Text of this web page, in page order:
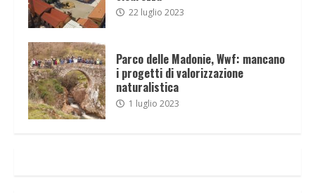
22 luglio 2023
Parco delle Madonie, Wwf: mancano
i progetti di valorizzazione
naturalistica
1 luglio 2023